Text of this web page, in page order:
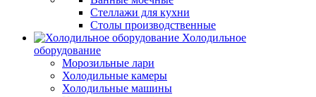
Стеллажи для кухни
Столы производственные
Холодильное
оборудование
Морозильные лари
Холодильные камеры
Холодильные машины